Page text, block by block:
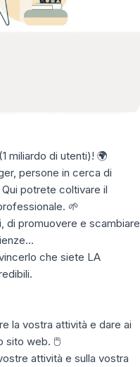
miliardo di utenti)! 🌍
persone in cerca di
potrete coltivare il
🌱
di promuovere e scambiare
che siete LA
la vostra attività e dare ai
sito web. 🖱️
attività e sulla vostra